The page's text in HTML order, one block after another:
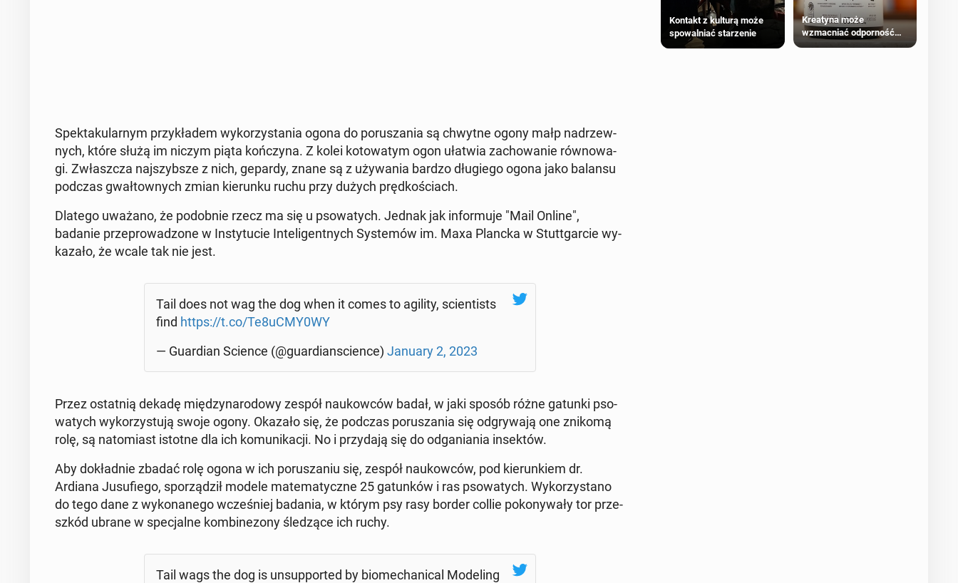
Spek­ta­ku­lar­nym przy­kła­dem wy­ko­rzy­sta­nia ogona do po­ru­sza­nia są chwytne ogony małp na­drzew­
nych, które służą im niczym piąta koń­czy­na. Z kolei ko­to­wa­tym ogon ułatwia za­cho­wa­nie rów­no­wa­
gi. Zwłasz­cza naj­szyb­sze z nich, gepardy, znane są z uży­wa­nia bardzo dłu­gie­go ogona jako balansu
podczas gwał­tow­nych zmian kie­run­ku ruchu przy dużych pręd­ko­ściach.
Dlatego uważano, że po­dob­nie rzecz ma się u pso­wa­tych. Jednak jak in­for­mu­je "Mail Online",
badanie prze­pro­wa­dzo­ne w In­sty­tu­cie In­te­li­gent­nych Sys­te­mów im. Maxa Plancka w Stut­t­gar­cie wy­
ka­za­ło, że wcale tak nie jest.
Tail does not wag the dog when it comes to agility, scien­ti­sts
find https://t.co/Te8uCMY0WY
— Gu­ar­dian Science (@gu­ar­dian­scien­ce) January 2, 2023
Przez ostat­nią dekadę mię­dzy­na­ro­do­wy zespół na­ukow­ców badał, w jaki sposób różne gatunki pso­
wa­tych wy­ko­rzy­stu­ją swoje ogony. Okazało się, że podczas po­ru­sza­nia się od­gry­wa­ją one znikomą
rolę, są na­to­miast istotne dla ich ko­mu­ni­ka­cji. No i przy­da­ją się do od­ga­nia­nia in­sek­tów.
Aby do­kład­nie zbadać rolę ogona w ich po­ru­sza­niu się, zespół na­ukow­ców, pod kie­run­kiem dr.
Ardiana Ju­su­fie­go, spo­rzą­dził modele ma­te­ma­tycz­ne 25 ga­tun­ków i ras pso­wa­tych. Wy­ko­rzy­sta­no
do tego dane z wy­ko­na­ne­go wcze­śniej badania, w którym psy rasy border collie po­ko­ny­wa­ły tor prze­
szkód ubrane w spe­cjal­ne kom­bi­ne­zo­ny śle­dzą­ce ich ruchy.
Tail wags the dog is unsup­por­ted by bio­me­cha­ni­cal Mo­de­ling
Kontakt z kulturą może
spowalniać starzenie
Kreatyna może
wzmacniać odporność
przeciw nowotworom